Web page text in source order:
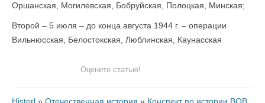
Оршанская, Могилевская, Бобруйская, Полоцкая, Минская;
Второй – 5 июля – до конца августа 1944 г. – операции
Вильнюсская, Белостокская, Люблинская, Каунасская
Оцените статью!